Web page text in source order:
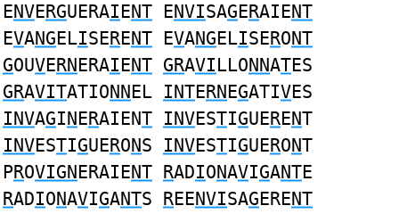
ENVERGUERAIENT ENVISAGERAIENT
EVANGELISERENT EVANGELISERONT
GOUVERNERAIENT GRAVILLONNATES
GRAVITATIONNEL INTERNEGATIVES
INVAGINERAIENT INVESTIGUERENT
INVESTIGUERONS INVESTIGUERONT
PROVIGNERAIENT RADIONAVIGANTE
RADIONAVIGANTS REENVISAGERENT